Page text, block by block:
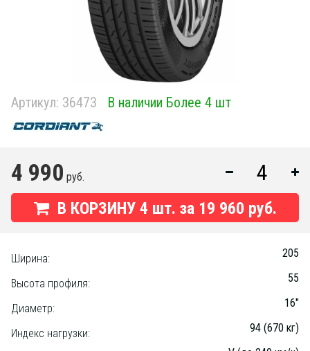
Артикул: 36473 В наличии Более 4 шт
4 990 руб.
В КОРЗИНУ 4 шт. за 19 960 руб.
Ширина: 205
Высота профиля: 55
Диаметр: 16"
Индекс нагрузки:
94 (670 кг)